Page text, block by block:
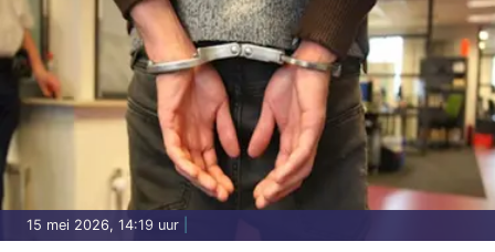
15 mei 2026, 14:19 uur